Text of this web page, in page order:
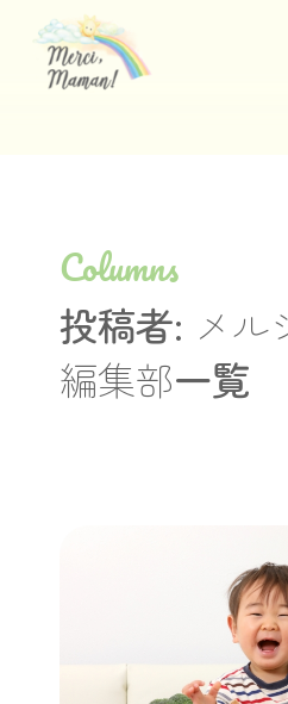
Columns
投稿者: メル
編集部一覧